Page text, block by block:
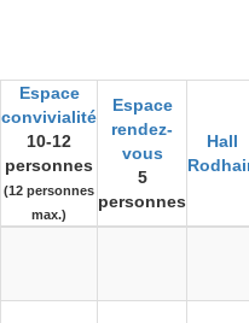
Espace
convivialité
10-12
personnes
(12 personnes
max.)
Espace
rendez-
vous
5
personnes
Hall